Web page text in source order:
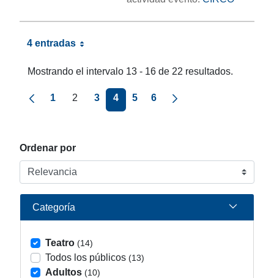
Ordenar por
Categoría
Teatro (14)
Todos los públicos (13)
Adultos (10)
4 entradas
Mostrando el intervalo 13 - 16 de 22 resultados.
Página anterior
1 2 3 4 5 6